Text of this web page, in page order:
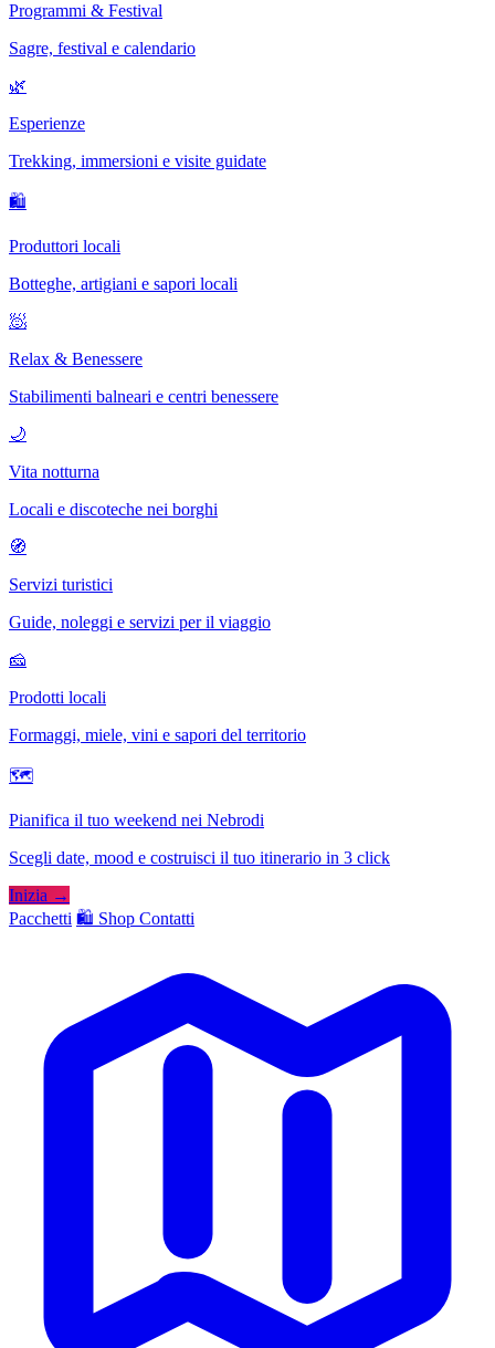
Programmi & Festival
Sagre, festival e calendario
🌿
Esperienze
Trekking, immersioni e visite guidate
🛍
Produttori locali
Botteghe, artigiani e sapori locali
🧖
Relax & Benessere
Stabilimenti balneari e centri benessere
🌙
Vita notturna
Locali e discoteche nei borghi
🧭
Servizi turistici
Guide, noleggi e servizi per il viaggio
🧀
Prodotti locali
Formaggi, miele, vini e sapori del territorio
🗺
Pianifica il tuo weekend nei Nebrodi
Scegli date, mood e costruisci il tuo itinerario in 3 click
Inizia →
Pacchetti 🛍️ Shop Contatti